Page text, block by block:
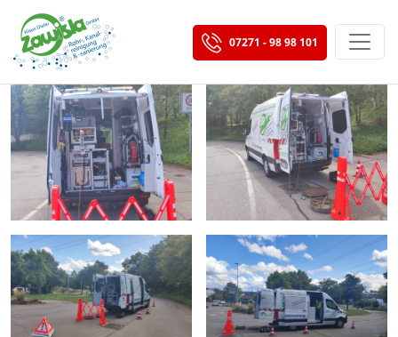
07271 - 98 98 101